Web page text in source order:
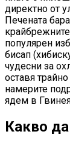
директно от
Печената
популярен
бисап
чудесни за
оставя
намерите
ядем в
Какво